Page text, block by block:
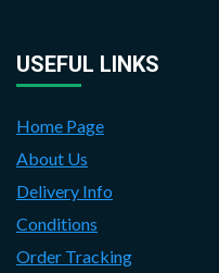
USEFUL LINKS
Home Page
About Us
Delivery Info
Conditions
Order Tracking